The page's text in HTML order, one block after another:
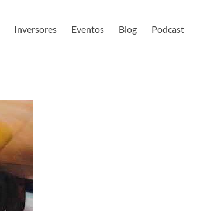
Inversores Eventos Blog Podcast